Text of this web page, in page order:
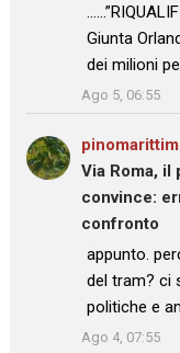
Giunta
dei milioni
”
Ago 5, 06:55
Via Roma,
convince:
confronto
: “
appunto.
del tram? ci
politiche e
”
Ago 4, 07:55